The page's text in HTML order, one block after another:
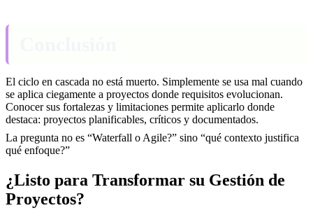
El ciclo en cascada no está muerto. Simplemente se usa mal cuando
se aplica ciegamente a proyectos donde requisitos evolucionan.
Conocer sus fortalezas y limitaciones permite aplicarlo donde
destaca: proyectos planificables, críticos y documentados.
La pregunta no es “Waterfall o Agile?” sino “qué contexto justifica
qué enfoque?”
¿Listo para Transformar su Gestión de
Proyectos?